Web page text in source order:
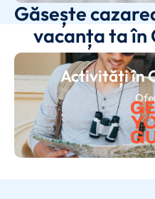
Găsește
vacanța ta în
Activități în